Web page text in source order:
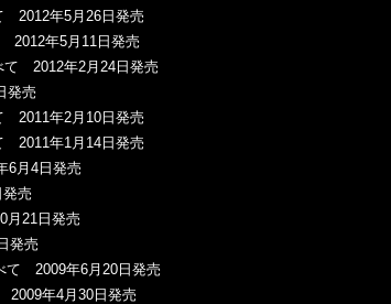
2012年5月26日発売
2012年5月11日発売
て 2012年2月24日発売
発売
2011年2月10日発売
2011年1月14日発売
月4日発売
売
21日発売
発売
て 2009年6月20日発売
年4月30日発売